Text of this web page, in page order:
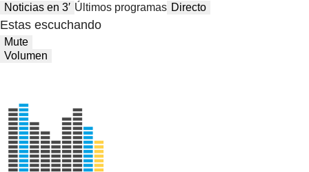
Noticias en 3′ Últimos programas Directo
Estas escuchando
Mute
Volumen